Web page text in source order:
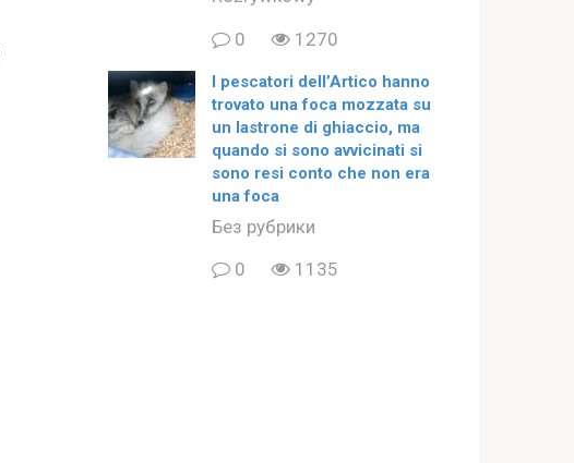
0
1270
I pescatori dell’Artico hanno
trovato una foca mozzata su
un lastrone di ghiaccio, ma
quando si sono avvicinati si
sono resi conto che non era
una foca
Без рубрики
0
1135